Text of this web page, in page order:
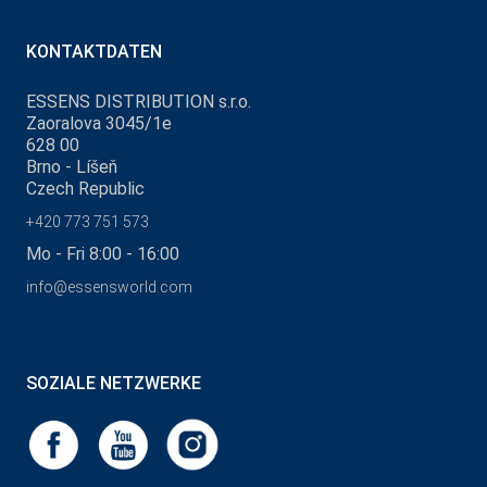
KONTAKTDATEN
ESSENS DISTRIBUTION s.r.o.
Zaoralova 3045/1e
628 00
Brno - Líšeň
Czech Republic
+420 773 751 573
Mo - Fri 8:00 - 16:00
info@essensworld.com
SOZIALE NETZWERKE